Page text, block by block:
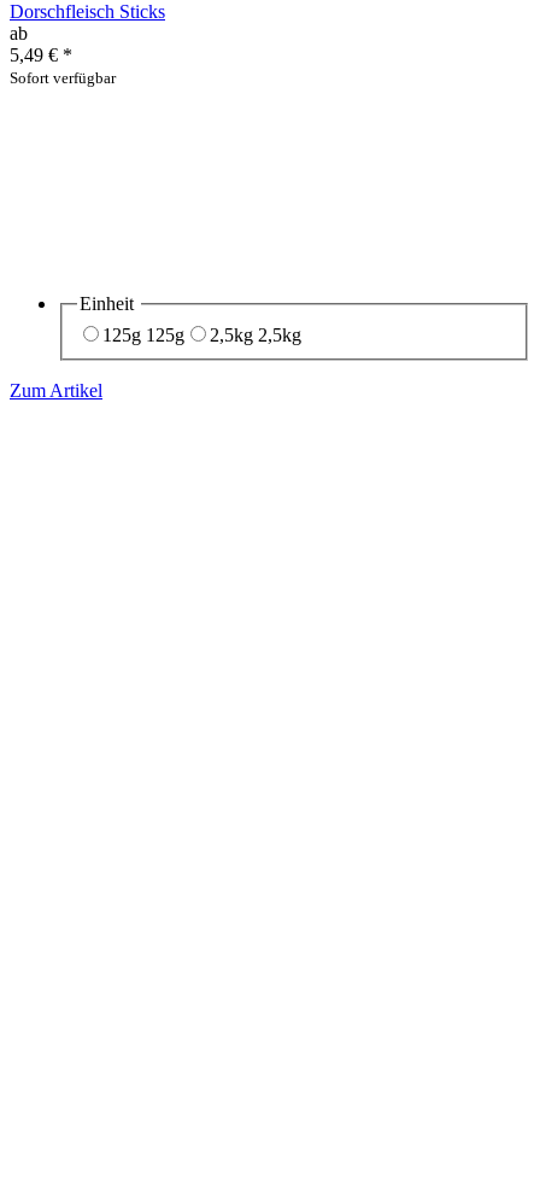
Dorschfleisch Sticks
ab
5,49 € *
Sofort verfügbar
Einheit
125g 125g 2,5kg 2,5kg
Zum Artikel